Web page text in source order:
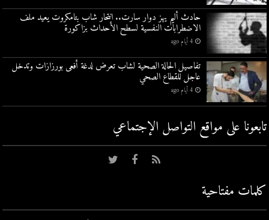
حادث أليم يهز دوار سارت.. انتحار شاب بتامكروت يعيد ملف
الاضطرابات النفسية لسطح الأحداث بزاكورة
4 أيام ago
تفاصيل الحالة الصحية لشاب تعرض لدغة أفعى بورزازات وتدخل
عاجل للقطاع الصحي
4 أيام ago
تابعونا على مواقع التواصل اﻹجتماعي
كلمات مفتاحية